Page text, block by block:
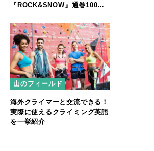
『ROCK&SNOW』通巻100号
山のフィールド
海外クライマーと交流できる！
実際に使えるクライミング英語
を一挙紹介